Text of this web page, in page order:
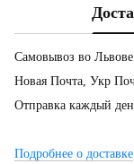
Самовывоз во
Новая Почта, Укр
Отправка каждый
Подробнее о доставке